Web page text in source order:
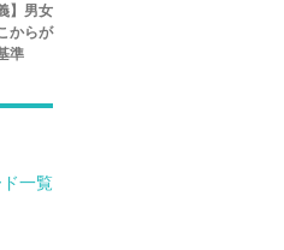
】男女
からが
準
一覧